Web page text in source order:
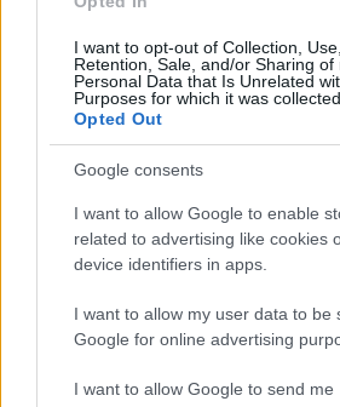
I want to opt-out of Collection, Use,
Retention, Sale, and/or Sharing of
Personal Data that Is Unrelated
Purposes for which it was collected.
Opted Out
Google consents
I want to allow Google to enable
related to advertising like cookies
device identifiers in apps.
I want to allow my user data to be
Google for online advertising
I want to allow Google to send me
elszámolásával és írásával,
menedzselésével
ismereteim akkortájt
voltak.”
Új irányok
Az agrárszektorral szembeni
nagyobb kihívások elé állítják
amelyekre reagálni kell. A